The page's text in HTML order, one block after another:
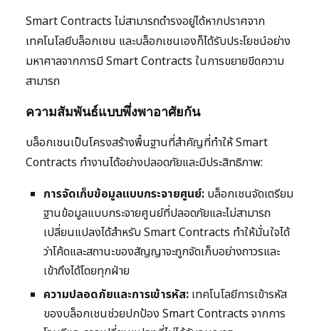
Smart Contracts ไม่สามารถดำรงอยู่ได้หากปราศจาก
เทคโนโลยีบล็อกเชน และบล็อกเชนเองก็ได้รับประโยชน์อย่าง
มหาศาลจากการมี Smart Contracts ในการขยายขีดความ
สามารถ
ความสัมพันธ์แบบพึ่งพาอาศัยกัน
บล็อกเชนเป็นโครงสร้างพื้นฐานที่สำคัญที่ทำให้ Smart
Contracts ทำงานได้อย่างปลอดภัยและมีประสิทธิภาพ:
การจัดเก็บข้อมูลแบบกระจายศูนย์: บล็อกเชนจัดเตรียม
ฐานข้อมูลแบบกระจายศูนย์ที่ปลอดภัยและไม่สามารถ
เปลี่ยนแปลงได้สำหรับ Smart Contracts ทำให้มั่นใจได้
ว่าโค้ดและสถานะของสัญญาจะถูกจัดเก็บอย่างถาวรและ
เข้าถึงได้โดยทุกฝ่าย
ความปลอดภัยและการเข้ารหัส: เทคโนโลยีการเข้ารหัส
ของบล็อกเชนช่วยปกป้อง Smart Contracts จากการ